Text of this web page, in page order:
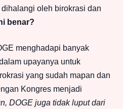
oleh birokrasi dan
benar?
menghadapi banyak
upayanya untuk
yang sudah mapan dan
Kongres menjadi
DOGE juga tidak luput dari